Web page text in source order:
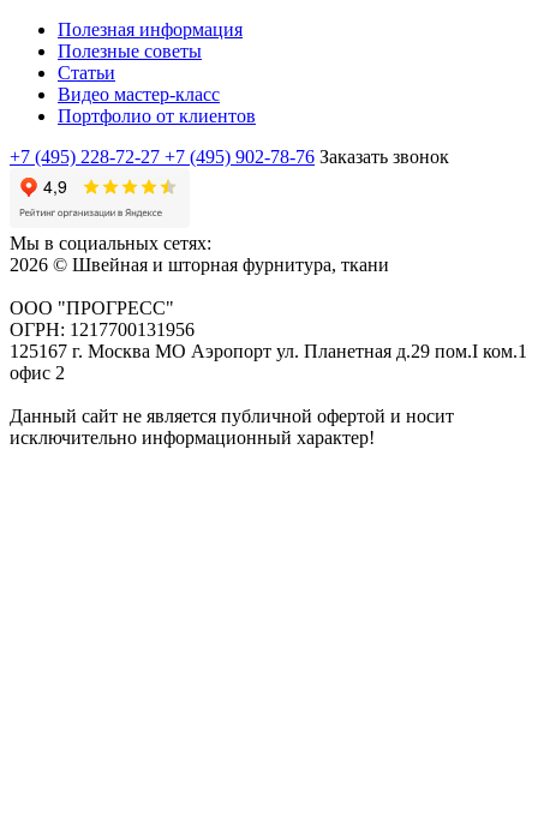
Полезная информация
Полезные советы
Статьи
Видео мастер-класс
Портфолио от клиентов
+7 (495) 228-72-27 +7 (495) 902-78-76 Заказать звонок
Мы в социальных сетях:
2026 © Швейная и шторная фурнитура, ткани
ООО "ПРОГРЕСС"
ОГРН: 1217700131956
125167 г. Москва МО Аэропорт ул. Планетная д.29 пом.I ком.1
офис 2
Данный сайт не является публичной офертой и носит
исключительно информационный характер!